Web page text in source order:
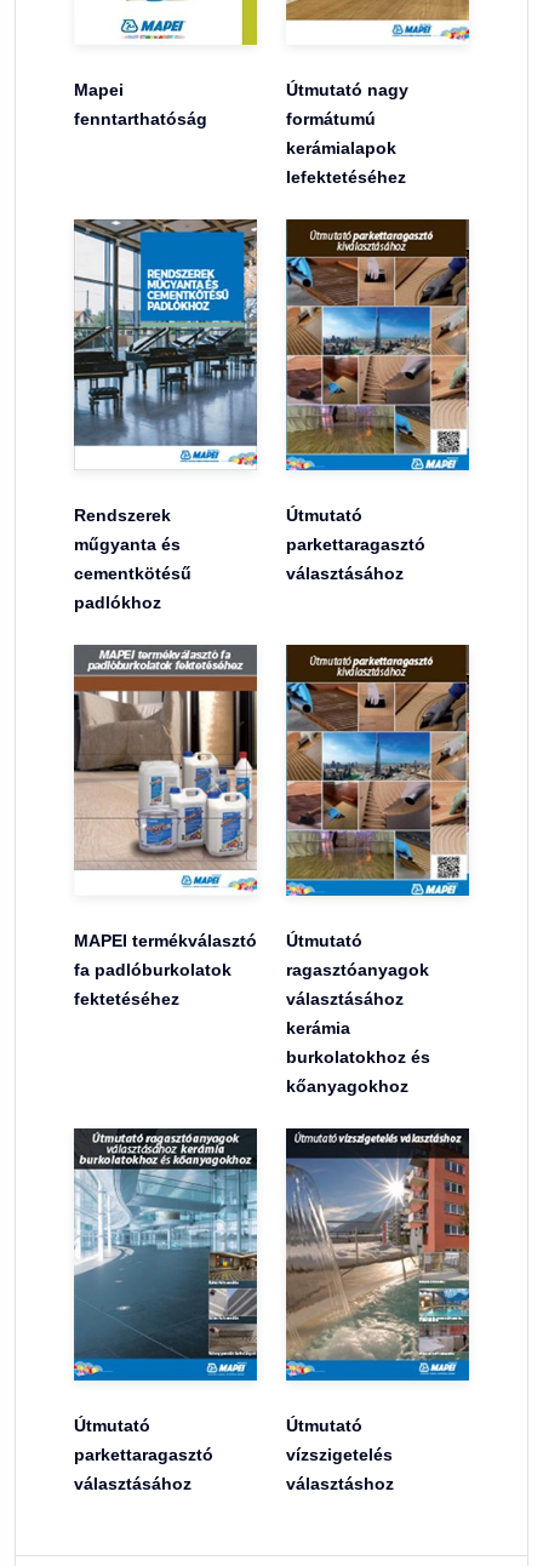
Mapei
fenntarthatóság
Útmutató nagy
formátumú
kerámialapok
lefektetéséhez
Rendszerek
műgyanta és
cementkötésű
padlókhoz
Útmutató
parkettaragasztó
választásához
MAPEI termékválasztó
fa padlóburkolatok
fektetéséhez
Útmutató
ragasztóanyagok
választásához
kerámia
burkolatokhoz és
kőanyagokhoz
Útmutató
parkettaragasztó
választásához
Útmutató
vízszigetelés
választáshoz